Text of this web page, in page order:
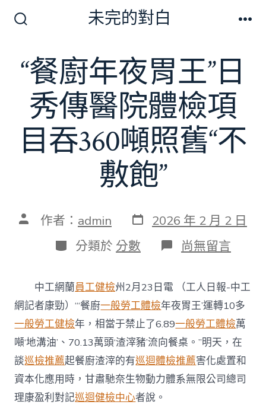
換
關
未完的對白
“餐廚年夜胃王”日
秀傳醫院體檢項
目吞360噸照舊“不
敷飽”
文 作者： admin 發
表
日
期
2026 年 2 月 2 日
分
類
分類於 分數 在
〈“餐
年
夜
胃
王”
日
秀
傳
醫
院
體
尚無留言
中工網蘭員工健檢州2月23日電 （工人日報-中工
網記者康勁）“‘餐廚一般勞工體檢年夜胃王’運轉10多
一般勞工健檢年，相當于禁止了6.89一般勞工體檢萬
噸‘地溝油’、70.13萬頭‘渣滓豬’流向餐桌。”明天，在
談巡檢推薦起餐廚渣滓的有巡迴體檢推薦害化處置和
資本化應用時，甘肅馳奈生物動力體系無限公司總司
理康盈利對記巡迴健檢中心者說。